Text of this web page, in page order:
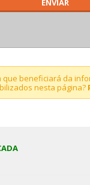
que beneficiará da
nesta página?